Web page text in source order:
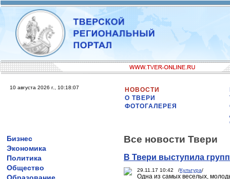
10 августа 2026 г., 10:18:07
НОВОСТИ
О ТВЕРИ
ФОТОГАЛЕРЕЯ
Бизнес
Экономика
Политика
Общество
Все новости Твери
В Твери выступила
29.11.17 10:42 /Культура/
Одна из самых веселых,